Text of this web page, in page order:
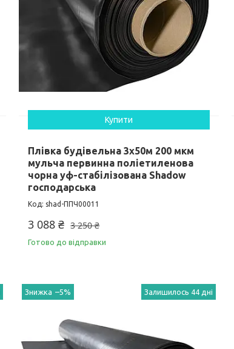
Купити
Плівка будівельна 3х50м 200 мкм
мульча первинна поліетиленова
чорна уф-стабілізована Shadow
господарська
shad-ППЧ00011
3 250 ₴
3 088 ₴
Готово до відправки
–5% Залишилось 44 дні